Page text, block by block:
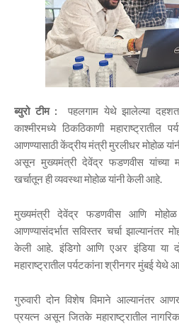
ब्युरो टीम : पहलगाम येथे झालेल्या
काश्मीरमध्ये ठिकठिकाणी
आणण्यासाठी केंद्रीय मंत्री मुरलीधर मोहोळ
असून मुख्यमंत्री देवेंद्र फडणवीस यांच्या
खर्चातून ही व्यवस्था मोहोळ यांनी केली आहे.
मुख्यमंत्री देवेंद्र फडणवीस आणि मोहोळ
आणण्यासंदर्भात सविस्तर चर्चा झाल्यानंतर
केली आहे. इंडिगो आणि एअर इंडिया या
महाराष्ट्रातील पर्यटकांना श्रीनगर मुंबई येथे
गुरुवारी दोन विशेष विमाने आल्यानंतर आणखी
प्रयत्न असून जितके महाराष्ट्रातील नागरिक